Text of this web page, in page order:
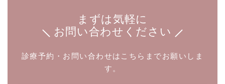
まずは気軽に
お問い合わせください
診療予約・お問い合わせはこちらまでお願いしま
す。